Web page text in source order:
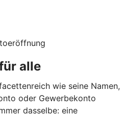
alle
wie seine Namen,
oder Gewerbekonto
dasselbe: eine